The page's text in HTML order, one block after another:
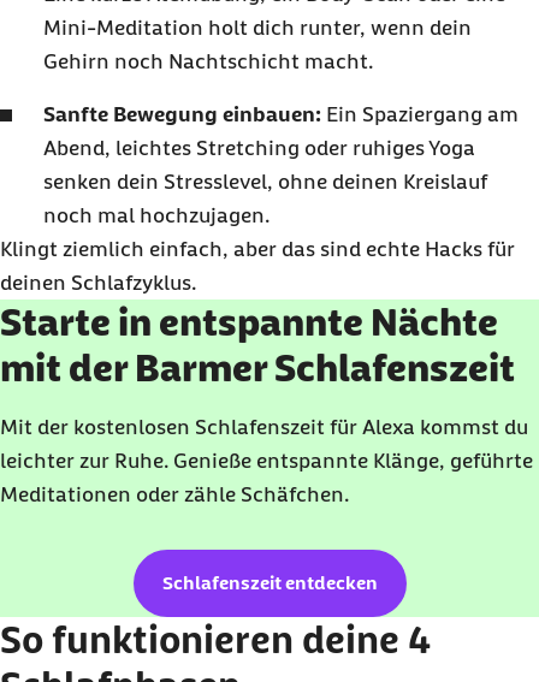
Mini-Meditation holt dich runter, wenn dein
Gehirn noch Nachtschicht macht.
Sanfte Bewegung einbauen: Ein Spaziergang am
Abend, leichtes Stretching oder ruhiges Yoga
senken dein Stresslevel, ohne deinen Kreislauf
noch mal hochzujagen.
Klingt ziemlich einfach, aber das sind echte Hacks für
deinen Schlafzyklus.
Starte in entspannte Nächte
mit der Barmer Schlafenszeit
Mit der kostenlosen Schlafenszeit für Alexa kommst du
leichter zur Ruhe. Genieße entspannte Klänge, geführte
Meditationen oder zähle Schäfchen.
Schlafenszeit entdecken
So funktionieren deine 4